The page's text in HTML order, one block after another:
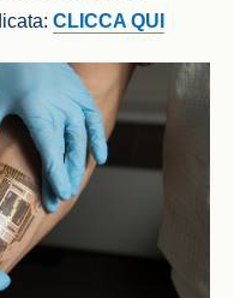
CLICCA QUI